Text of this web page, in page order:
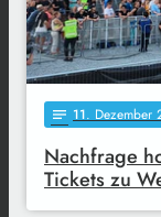
notes 11. Dezember
Nachfrage
Tickets zu